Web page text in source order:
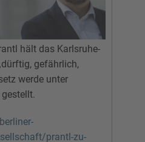
hält das Karlsruhe-
gefährlich,
werde unter
prantl-zu-